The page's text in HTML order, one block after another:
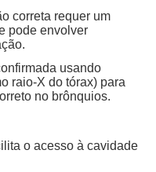
correta requer um
pode envolver
usando
raio-X do tórax) para
no brônquios.
o acesso à cavidade